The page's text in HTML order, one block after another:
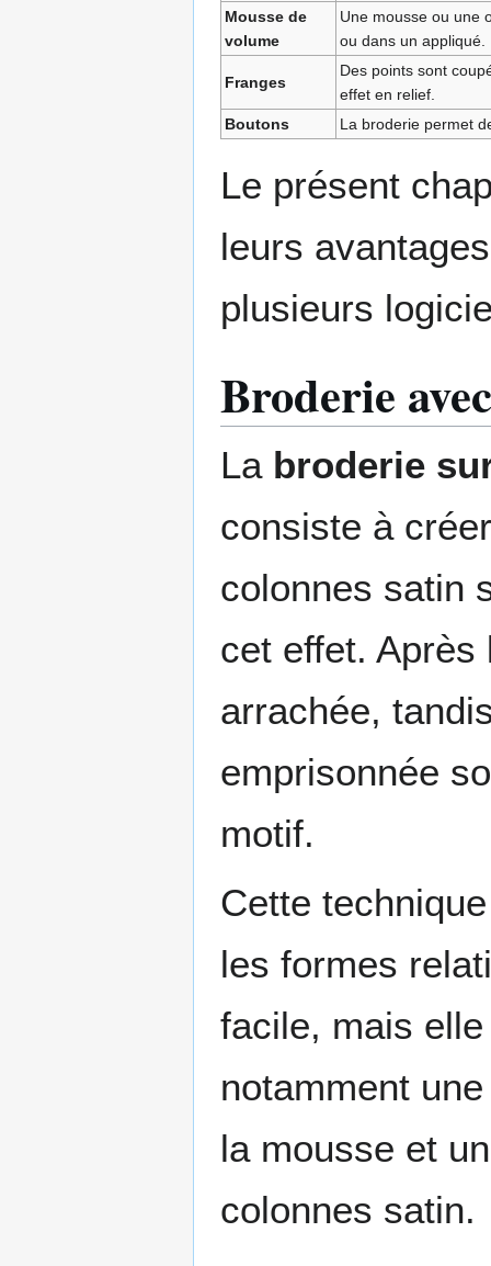
Mousse de
volume
Une mousse ou une
ou dans un appliqué.
Franges
Des points sont
effet en relief.
Boutons
La broderie permet
Le présent
leurs
plusieurs
Broderie
La broderie
consiste à
colonnes satin
cet effet.
arrachée,
emprisonnée
motif.
Cette
les formes
facile, mais
notamment
la mousse et
colonnes satin.